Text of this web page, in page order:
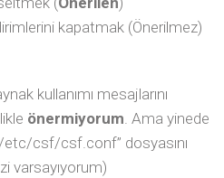
kapatmak (Önerilmez)
kullanımı mesajlarını
önermiyorum. Ama yinede
csf/csf.conf” dosyasını
varsayıyorum)